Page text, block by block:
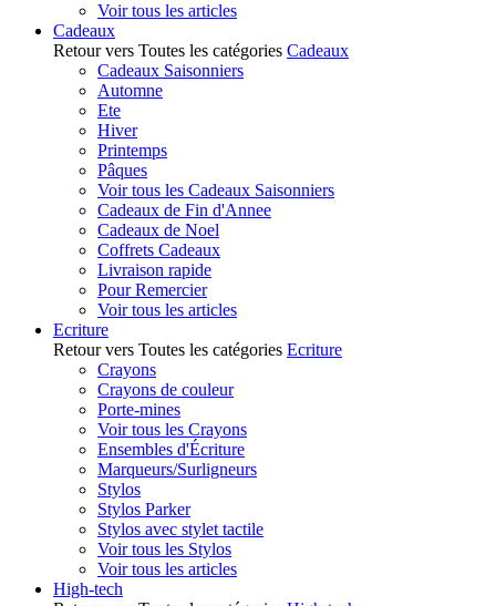
Voir tous les articles
Cadeaux
Retour vers Toutes les catégories Cadeaux
Cadeaux Saisonniers
Automne
Ete
Hiver
Printemps
Pâques
Voir tous les Cadeaux Saisonniers
Cadeaux de Fin d'Annee
Cadeaux de Noel
Coffrets Cadeaux
Livraison rapide
Pour Remercier
Voir tous les articles
Ecriture
Retour vers Toutes les catégories Ecriture
Crayons
Crayons de couleur
Porte-mines
Voir tous les Crayons
Ensembles d'Écriture
Marqueurs/Surligneurs
Stylos
Stylos Parker
Stylos avec stylet tactile
Voir tous les Stylos
Voir tous les articles
High-tech